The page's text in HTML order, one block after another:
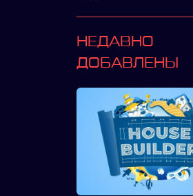
НЕДАВНО
ДОБАВЛЕНЫ